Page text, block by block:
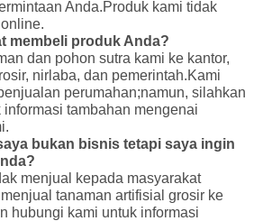
Anda.Produk kami tidak
membeli produk Anda?
dan pohon sutra kami ke kantor,
nirlaba, dan pemerintah.Kami
perumahan;namun, silahkan
tambahan mengenai
bukan bisnis tetapi saya ingin
menjual kepada masyarakat
tanaman artifisial grosir ke
hubungi kami untuk informasi